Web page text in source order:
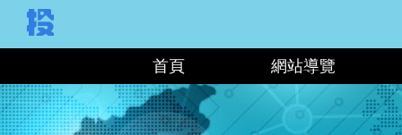
首頁 網站導覽